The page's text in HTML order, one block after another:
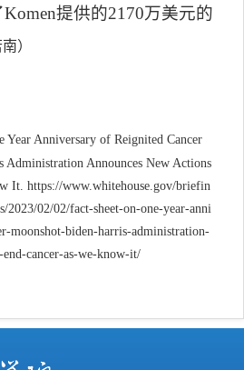
Komen提供的2170万美元的
）
Year Anniversary of Reignited Cancer
Administration Announces New Actions
It. https://www.whitehouse.gov/briefin
2023/02/02/fact-sheet-on-one-year-anni
moonshot-biden-harris-administration-
end-cancer-as-we-know-it/